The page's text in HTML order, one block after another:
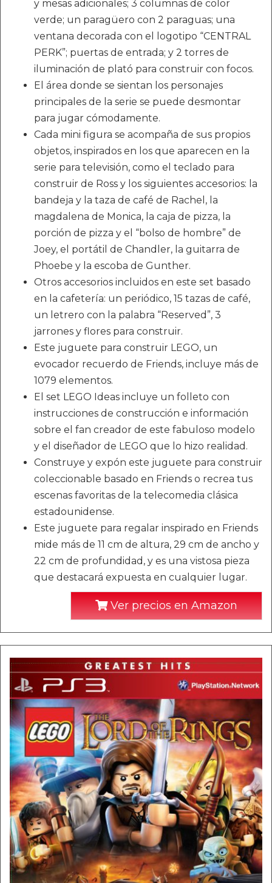
y mesas adicionales; 3 columnas de color
verde; un paragüero con 2 paraguas; una
ventana decorada con el logotipo “CENTRAL
PERK”; puertas de entrada; y 2 torres de
iluminación de plató para construir con focos.
El área donde se sientan los personajes
principales de la serie se puede desmontar
para jugar cómodamente.
Cada mini figura se acompaña de sus propios
objetos, inspirados en los que aparecen en la
serie para televisión, como el teclado para
construir de Ross y los siguientes accesorios: la
bandeja y la taza de café de Rachel, la
magdalena de Monica, la caja de pizza, la
porción de pizza y el “bolso de hombre” de
Joey, el portátil de Chandler, la guitarra de
Phoebe y la escoba de Gunther.
Otros accesorios incluidos en este set basado
en la cafetería: un periódico, 15 tazas de café,
un letrero con la palabra “Reserved”, 3
jarrones y flores para construir.
Este juguete para construir LEGO, un
evocador recuerdo de Friends, incluye más de
1079 elementos.
El set LEGO Ideas incluye un folleto con
instrucciones de construcción e información
sobre el fan creador de este fabuloso modelo
y el diseñador de LEGO que lo hizo realidad.
Construye y expón este juguete para construir
coleccionable basado en Friends o recrea tus
escenas favoritas de la telecomedia clásica
estadounidense.
Este juguete para regalar inspirado en Friends
mide más de 11 cm de altura, 29 cm de ancho y
22 cm de profundidad, y es una vistosa pieza
que destacará expuesta en cualquier lugar.
Ver precios en Amazon